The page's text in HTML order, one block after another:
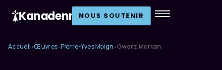
Kanadenn NOUS SOUTENIR
Accueil ›Œuvres›Pierre-Yves Moign ›Gwerz Morvan